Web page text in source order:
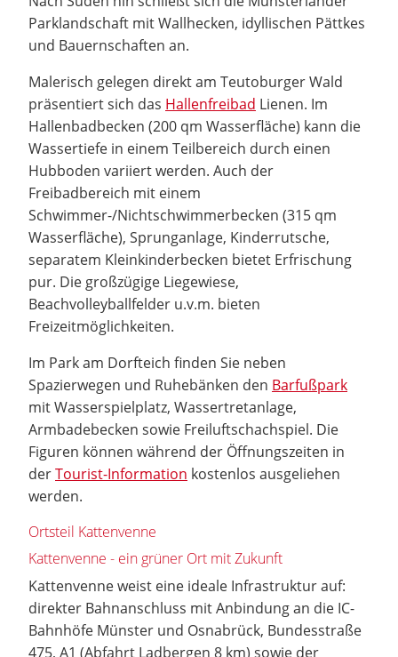
Parklandschaft mit Wallhecken, idyllischen Pättkes
und Bauernschaften an.
Malerisch gelegen direkt am Teutoburger Wald
präsentiert sich das Hallenfreibad Lienen. Im
Hallenbadbecken (200 qm Wasserfläche) kann die
Wassertiefe in einem Teilbereich durch einen
Hubboden variiert werden. Auch der
Freibadbereich mit einem
Schwimmer-/Nichtschwimmerbecken (315 qm
Wasserfläche), Sprunganlage, Kinderrutsche,
separatem Kleinkinderbecken bietet Erfrischung
pur. Die großzügige Liegewiese,
Beachvolleyballfelder u.v.m. bieten
Freizeitmöglichkeiten.
Im Park am Dorfteich finden Sie neben
Spazierwegen und Ruhebänken den Barfußpark
mit Wasserspielplatz, Wassertretanlage,
Armbadebecken sowie Freiluftschachspiel. Die
Figuren können während der Öffnungszeiten in
derTourist-Information kostenlos ausgeliehen
werden.
Ortsteil Kattenvenne
Kattenvenne - ein grüner Ort mit Zukunft
Kattenvenne weist eine ideale Infrastruktur auf:
direkter Bahnanschluss mit Anbindung an die IC-
Bahnhöfe Münster und Osnabrück, Bundesstraße
475, A1 (Abfahrt Ladbergen 8 km) sowie der